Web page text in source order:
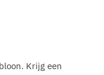
Krijg een